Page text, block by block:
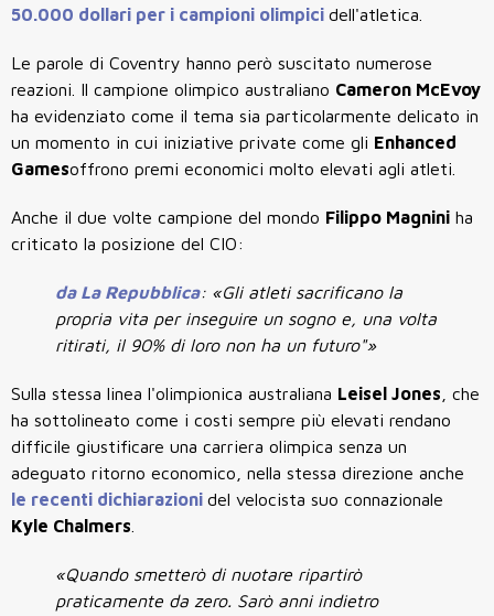
50.000 dollari per i campioni olimpici dell'atletica.
Le parole di Coventry hanno però suscitato numerose
reazioni. Il campione olimpico australiano Cameron McEvoy
ha evidenziato come il tema sia particolarmente delicato in
un momento in cui iniziative private come gli Enhanced
Gamesoffrono premi economici molto elevati agli atleti.
Anche il due volte campione del mondo Filippo Magnini ha
criticato la posizione del CIO:
da La Repubblica: «Gli atleti sacrificano la
propria vita per inseguire un sogno e, una volta
ritirati, il 90% di loro non ha un futuro"»
Sulla stessa linea l'olimpionica australiana Leisel Jones , che
ha sottolineato come i costi sempre più elevati rendano
difficile giustificare una carriera olimpica senza un
adeguato ritorno economico, nella stessa direzione anche
le recenti dichiarazioni del velocista suo connazionale
Kyle Chalmers
«Quando smetterò di nuotare ripartirò
praticamente da zero. Sarò anni indietro